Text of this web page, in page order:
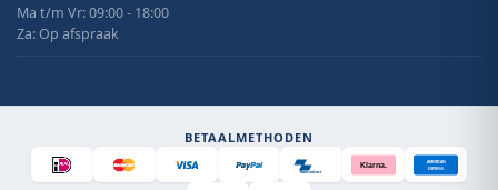
Ma t/m Vr: 09:00 - 18:00
Za: Op afspraak
BETAALMETHODEN
Bancontact
Klarna.
AMERICAN
EXPRESS